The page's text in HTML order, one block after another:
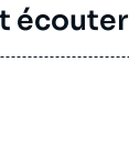
écouter